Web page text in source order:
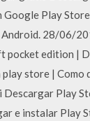
Google Play
28/06/
pocket edition |
store | Como
Play
e instalar Play